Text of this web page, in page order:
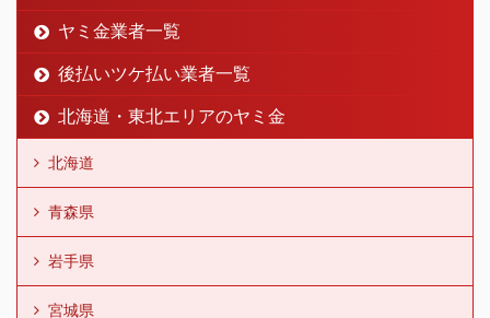
ヤミ金業者一覧
後払いツケ払い業者一覧
北海道・東北エリアのヤミ金
北海道
青森県
岩手県
宮城県